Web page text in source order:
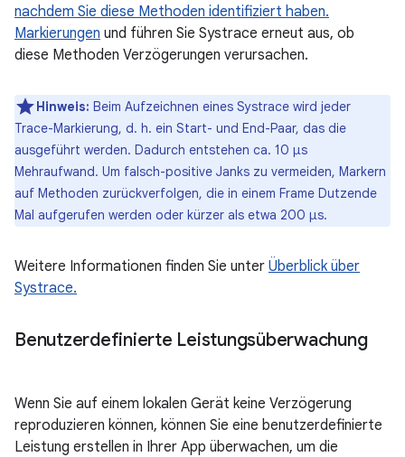
nachdem Sie diese Methoden identifiziert haben.
Markierungen und führen Sie Systrace erneut aus, ob
diese Methoden Verzögerungen verursachen.
Hinweis: Beim Aufzeichnen eines Systrace wird jeder
Trace-Markierung, d. h. ein Start- und End-Paar, das die
ausgeführt werden. Dadurch entstehen ca. 10 μs
Mehraufwand. Um falsch-positive Janks zu vermeiden, Markern
auf Methoden zurückverfolgen, die in einem Frame Dutzende
Mal aufgerufen werden oder kürzer als etwa 200 μs.
Weitere Informationen finden Sie unter Überblick über
Systrace.
Benutzerdefinierte Leistungsüberwachung
Wenn Sie auf einem lokalen Gerät keine Verzögerung
reproduzieren können, können Sie eine benutzerdefinierte
Leistung erstellen in Ihrer App überwachen, um die